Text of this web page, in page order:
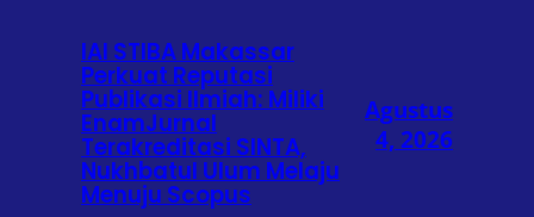
IAI STIBA Makassar
Perkuat Reputasi
Publikasi Ilmiah: Miliki
EnamJurnal
Terakreditasi SINTA,
Nukhbatul Ulum Melaju
Menuju Scopus
Agustus
4, 2026